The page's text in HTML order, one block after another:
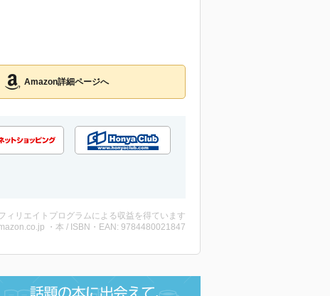
Amazon詳細ページへ
ィリエイトプログラムによる収益を得ています
・本 / ISBN・EAN: 9784480021847